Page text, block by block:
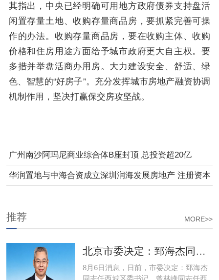
其指出，中央已经明确可用地方政府债券支持盘活
闲置存量土地、收购存量商品房，要抓紧完善可操
作的办法。收购存量商品房，要在收购主体、收购
价格和住房用途方面给予城市政府更大自主权。要
多措并举盘活商办用房。大力建设安全、舒适、绿
色、智慧的“好房子”。充分发挥城市房地产融资协调
机制作用，坚决打赢保交房攻坚战。
广州南沙阿玛尼商业综合体B座封顶 总投资超20亿
华润置地与中海合资成立深圳润海发展房地产 注册资本
MORE>>
推荐
北京市委决定：郅海杰同志任西城区委书记
8月6日消息，日前，市委决定：郅海杰